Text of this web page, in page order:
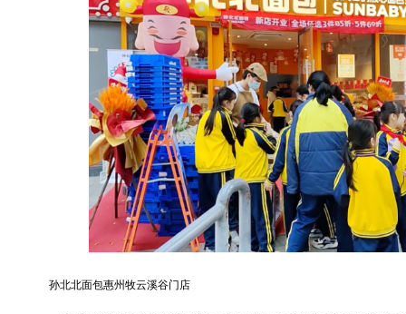
孙北北面包惠州牧云溪谷门店